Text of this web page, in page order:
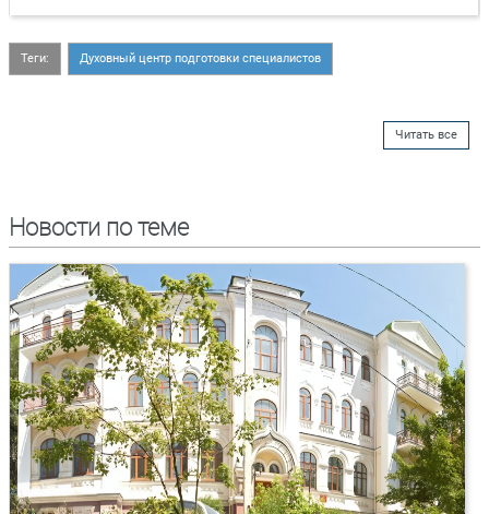
Теги: Духовный центр подготовки специалистов
Читать все
Новости по теме